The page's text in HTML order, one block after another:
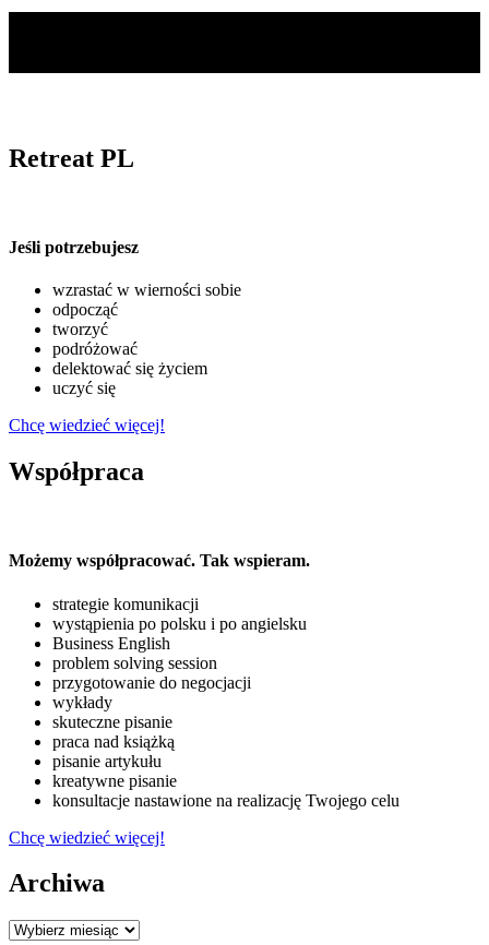
Retreat PL
Jeśli potrzebujesz
wzrastać w wierności sobie
odpocząć
tworzyć
podróżować
delektować się życiem
uczyć się
Chcę wiedzieć więcej!
Współpraca
Możemy współpracować. Tak wspieram.
strategie komunikacji
wystąpienia po polsku i po angielsku
Business English
problem solving session
przygotowanie do negocjacji
wykłady
skuteczne pisanie
praca nad książką
pisanie artykułu
kreatywne pisanie
konsultacje nastawione na realizację Twojego celu
Chcę wiedzieć więcej!
Archiwa
Archiwa